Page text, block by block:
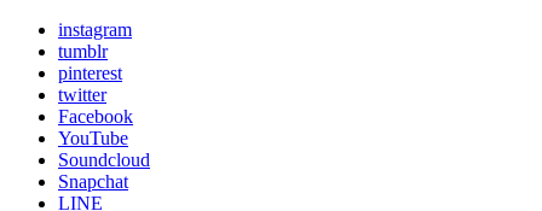
instagram
tumblr
pinterest
twitter
Facebook
YouTube
Soundcloud
Snapchat
LINE